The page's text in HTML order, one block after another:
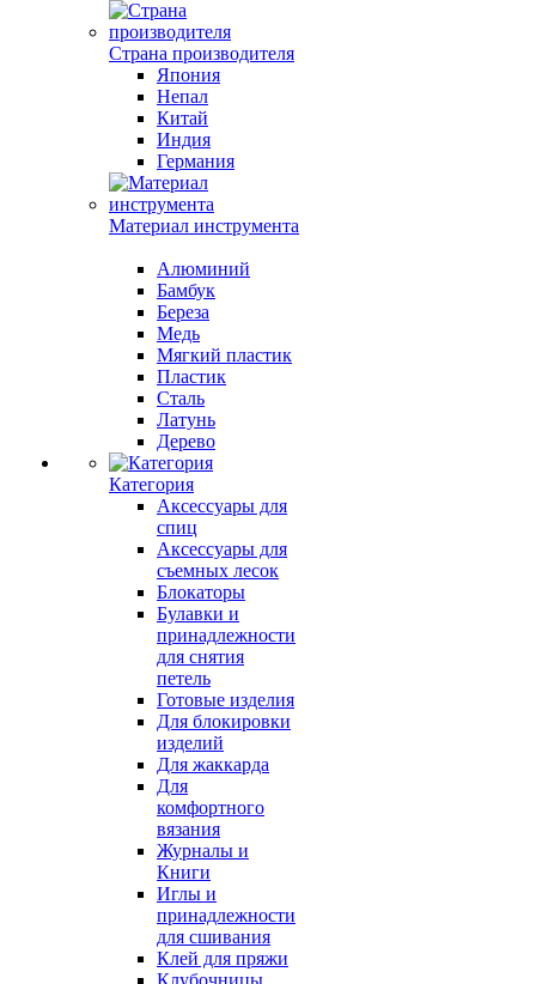
Страна производителя
Япония
Непал
Китай
Индия
Германия
Материал инструмента
Алюминий
Бамбук
Береза
Медь
Мягкий пластик
Пластик
Сталь
Латунь
Дерево
Категория
Аксессуары для
спиц
Аксессуары для
съемных лесок
Блокаторы
Булавки и
принадлежности
для снятия
петель
Готовые изделия
Для блокировки
изделий
Для жаккарда
Для
комфортного
вязания
Журналы и
Книги
Иглы и
принадлежности
для сшивания
Клей для пряжи
Клубочницы